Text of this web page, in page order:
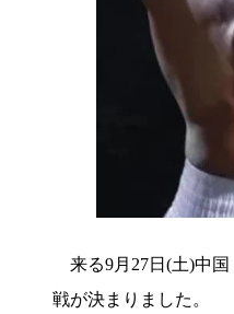
来る9月27日(土)中国
戦が決まりました。